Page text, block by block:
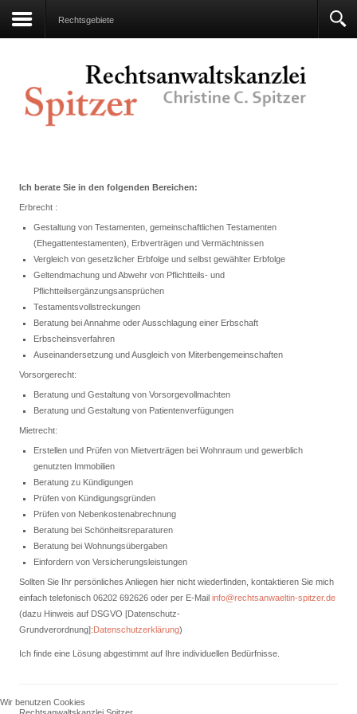
Rechtsgebiete
Ich berate Sie in den folgenden Bereichen:
Erbrecht :
Gestaltung von Testamenten, gemeinschaftlichen Testamenten
(Ehegattentestamenten), Erbverträgen und Vermächtnissen
Vergleich von gesetzlicher Erbfolge und selbst gewählter Erbfolge
Geltendmachung und Abwehr von Pflichtteils- und
Pflichtteilsergänzungsansprüchen
Testamentsvollstreckungen
Beratung bei Annahme oder Ausschlagung einer Erbschaft
Erbscheinsverfahren
Auseinandersetzung und Ausgleich von Miterbengemeinschaften
Vorsorgerecht:
Beratung und Gestaltung von Vorsorgevollmachten
Beratung und Gestaltung von Patientenverfügungen
Mietrecht:
Erstellen und Prüfen von Mietverträgen bei Wohnraum und gewerblich
genutzten Immobilien
Beratung zu Kündigungen
Prüfen von Kündigungsgründen
Prüfen von Nebenkostenabrechnung
Beratung bei Schönheitsreparaturen
Beratung bei Wohnungsübergaben
Einfordern von Versicherungsleistungen
Sollten Sie Ihr persönliches Anliegen hier nicht wiederfinden, kontaktieren Sie mich
einfach telefonisch 06202 692626 oder per E-Mail info@rechtsanwaeltin-spitzer.de
(dazu Hinweis auf DSGVO [Datenschutz-
Grundverordnung]:Datenschutzerklärung)
Ich finde eine Lösung abgestimmt auf Ihre individuellen Bedürfnisse.
Wir benutzen Cookies